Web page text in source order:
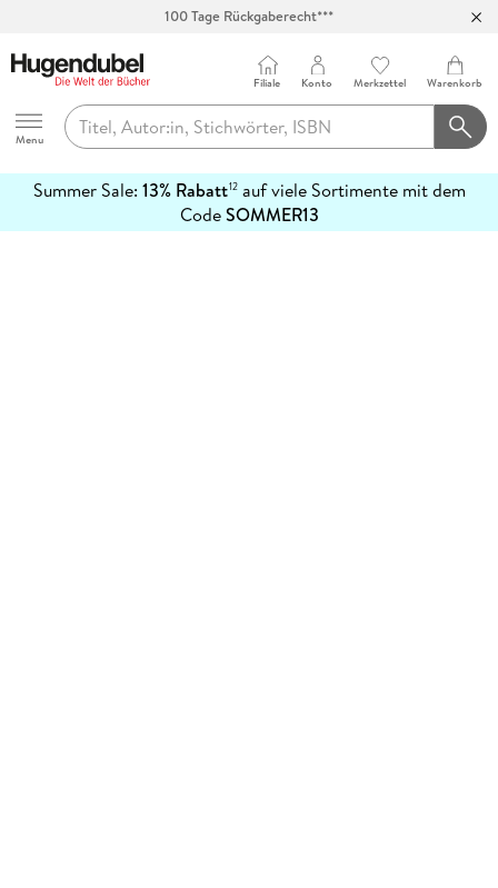
100 Tage Rückgaberecht***
Hugendubel
Menu
Filiale Konto Merkzettel Warenkorb
Summer Sale: 13% Rabatt12auf viele Sortimente mit dem
CodeSOMMER13
erfahren